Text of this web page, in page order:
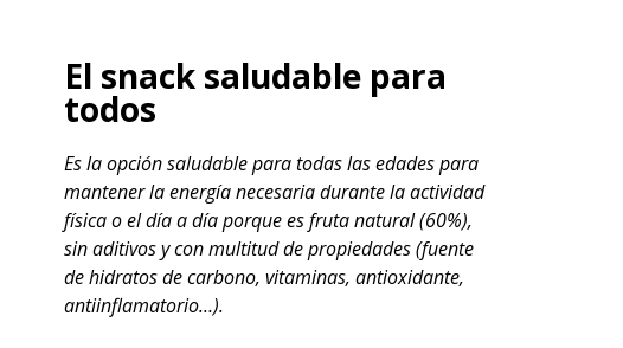
El snack saludable para
todos
Es la opción saludable para todas las edades para
mantener la energía necesaria durante la actividad
física o el día a día porque es fruta natural (60%),
sin aditivos y con multitud de propiedades (fuente
de hidratos de carbono, vitaminas, antioxidante,
antiinflamatorio…).